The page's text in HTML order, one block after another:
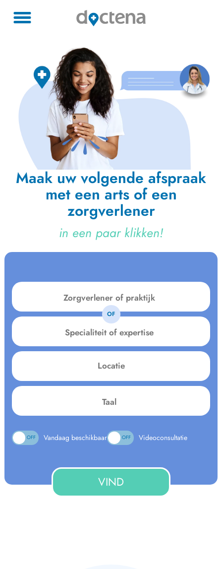
Maak uw volgende afspraak
met een arts of een
zorgverlener
in een paar klikken!
OF
Specialiteit
expertise
Language:
OFF Vandaag beschikbaar
ON OFF Videoconsultatie
VIND